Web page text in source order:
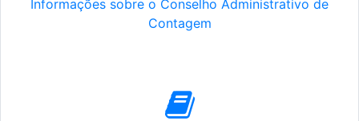
Informações sobre o Conselho Administrativo de
Contagem